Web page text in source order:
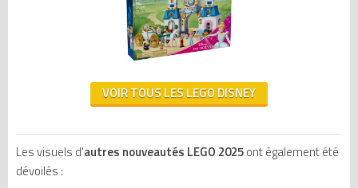
VOIR TOUS LES LEGO DISNEY
Les visuels d'autres nouveautés LEGO 2025ont également été
dévoilés :